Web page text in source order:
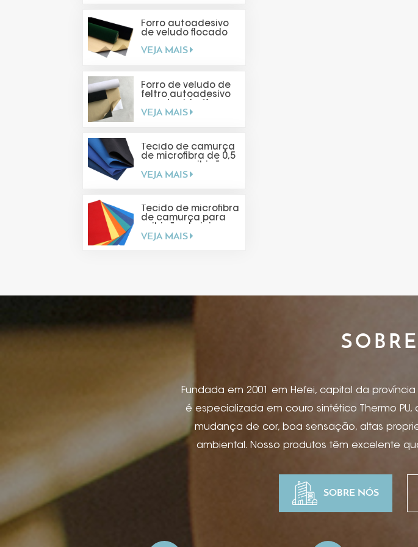
Forro autoadesivo
de veludo flocado
VEJA MAIS
Forro de veludo de
feltro autoadesivo
você mesmo)
VEJA MAIS
Tecido de camurça
de microfibra de 0,5
de joias
VEJA MAIS
Tecido de microfibra
de camurça para
VEJA MAIS
Fundada em 2001 em Hefei, capital da
é especializada em couro sintético Thermo
mudança de cor, boa sensação, altas
ambiental. Nosso produtos têm excelente
produtos eletrônicos, encadernação para
pacote de joias, suprimentos para mesa
SOBRE NÓS